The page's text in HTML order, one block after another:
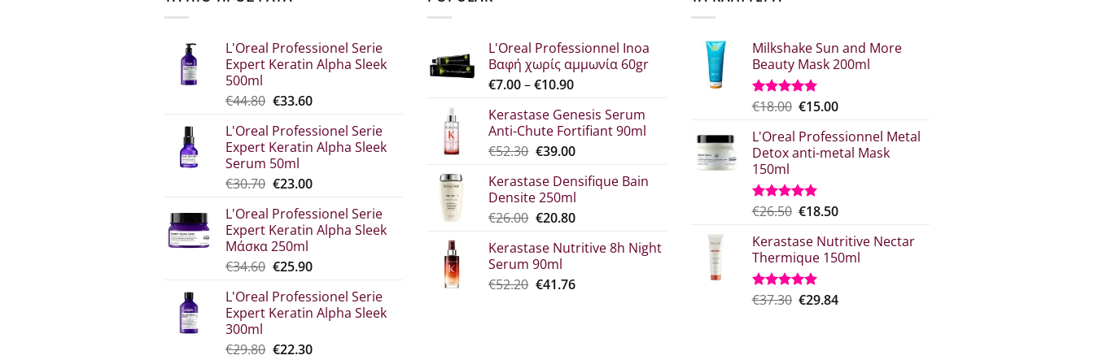
L'Oreal Professionel Serie
Expert Keratin Alpha Sleek
500ml
€44.80 Original
was:
€44.80.
€33.60Η
τιμή
είναι:
L'Oreal Professionel Serie
Expert Keratin Alpha Sleek
Serum 50ml
€30.70 Original
was:
€30.70.
€23.00Η
τιμή
είναι:
L'Oreal Professionel Serie
Expert Keratin Alpha Sleek
Μάσκα 250ml
€34.60 Original
was:
€34.60.
€25.90Η
τιμή
είναι:
L'Oreal Professionel Serie
Expert Keratin Alpha Sleek
300ml
€29.80 Original
€22.30Η
L'Oreal Professionnel Inoa
Βαφή χωρίς αμμωνία 60gr
€7.00–€10.90Price
€7.00
through
€10.90
Kerastase Genesis Serum
Anti-Chute Fortifiant 90ml
€52.30 Original
was:
€52.30.
€39.00Η
τιμή
είναι:
€39.00.
Kerastase Densifique Bain
Densite 250ml
€26.00 Original
was:
€26.00.
€20.80Η
τιμή
€20.80.
Kerastase Nutritive 8h Night
Serum 90ml
€52.20 Original
€41.76Η
Milkshake Sun and More
Beauty Mask 200ml
Βαθμολογήθηκε
από 5
€18.00 Original
was:
€18.00.
€15.00Η
τιμή
είναι:
L'Oreal Professionnel Metal
Detox anti-metal Mask
150ml
Βαθμολογήθηκε
από 5
€26.50 Original
was:
€26.50.
€18.50Η
τιμή
είναι:
Kerastase Nutritive Nectar
Thermique 150ml
Βαθμολογήθηκε
€37.30 Original
€29.84Η